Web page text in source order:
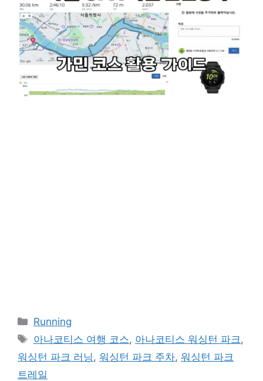
카
테
고
리
Running
태
그
아나코티스 여행 코스, 아나코티스 워싱턴 파크 ,
워싱턴 파크 러닝 , 워싱턴 파크 주차, 워싱턴 파크
트레일